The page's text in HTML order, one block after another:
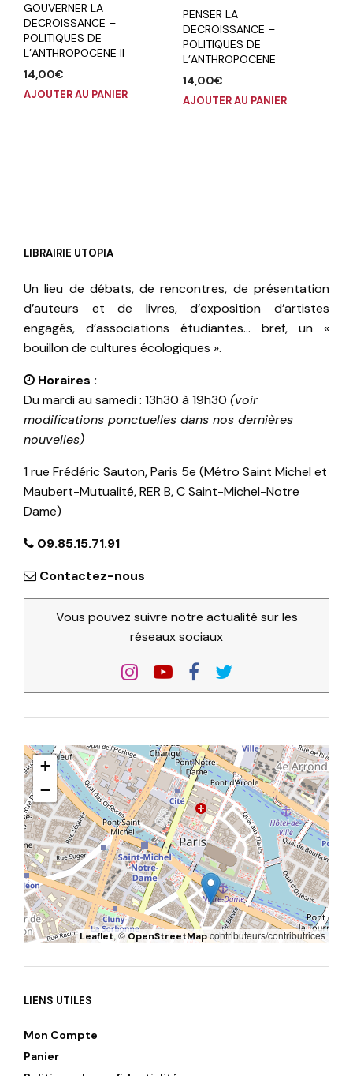
GOUVERNER LA
DECROISSANCE –
POLITIQUES DE
L’ANTHROPOCENE II
14,00€
AJOUTER AU PANIER
PENSER LA
DECROISSANCE –
POLITIQUES DE
L’ANTHROPOCENE
14,00€
AJOUTER AU PANIER
LIBRAIRIE UTOPIA
Un lieu de débats, de rencontres, de présentation
d’auteurs et de livres, d’exposition d’artistes
engagés, d’associations étudiantes… bref, un «
bouillon de cultures écologiques ».
Horaires :
Du mardi au samedi : 13h30 à 19h30 (voir
modifications ponctuelles dans nos dernières
nouvelles)
1 rue Frédéric Sauton, Paris 5e (Métro Saint Michel et
Maubert-Mutualité, RER B, C Saint-Michel-Notre
Dame)
09.85.15.71.91
Contactez-nous
Vous pouvez suivre notre actualité sur les
réseaux sociaux
+
−
Leaflet, ©OpenStreetMapcontributeurs/contributrices
LIENS UTILES
Mon Compte
Panier